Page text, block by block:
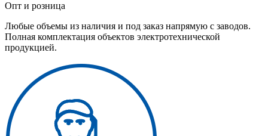
Опт и розница
Любые объемы из наличия и под заказ напрямую с заводов.
Полная комплектация объектов электротехнической
продукцией.